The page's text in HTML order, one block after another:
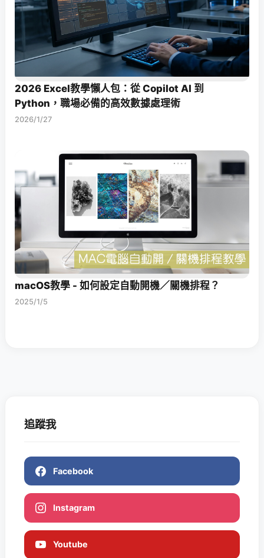
2026 Excel教學懶人包：從 Copilot AI 到
Python，職場必備的高效數據處理術
2026/1/27
macOS教學 - 如何設定自動開機／關機排程？
2025/1/5
追蹤我
Facebook
Instagram
Youtube